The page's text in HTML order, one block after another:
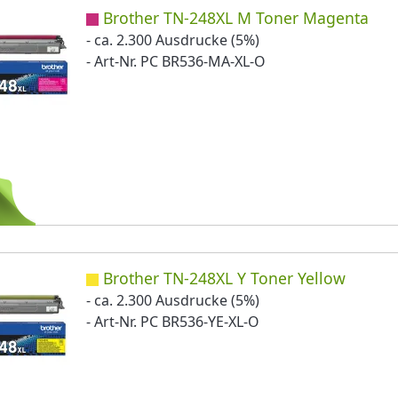
Brother TN-248XL M Toner Magenta
- ca. 2.300 Ausdrucke (5%)
- Art-Nr. PC BR536-MA-XL-O
Brother TN-248XL Y Toner Yellow
- ca. 2.300 Ausdrucke (5%)
- Art-Nr. PC BR536-YE-XL-O